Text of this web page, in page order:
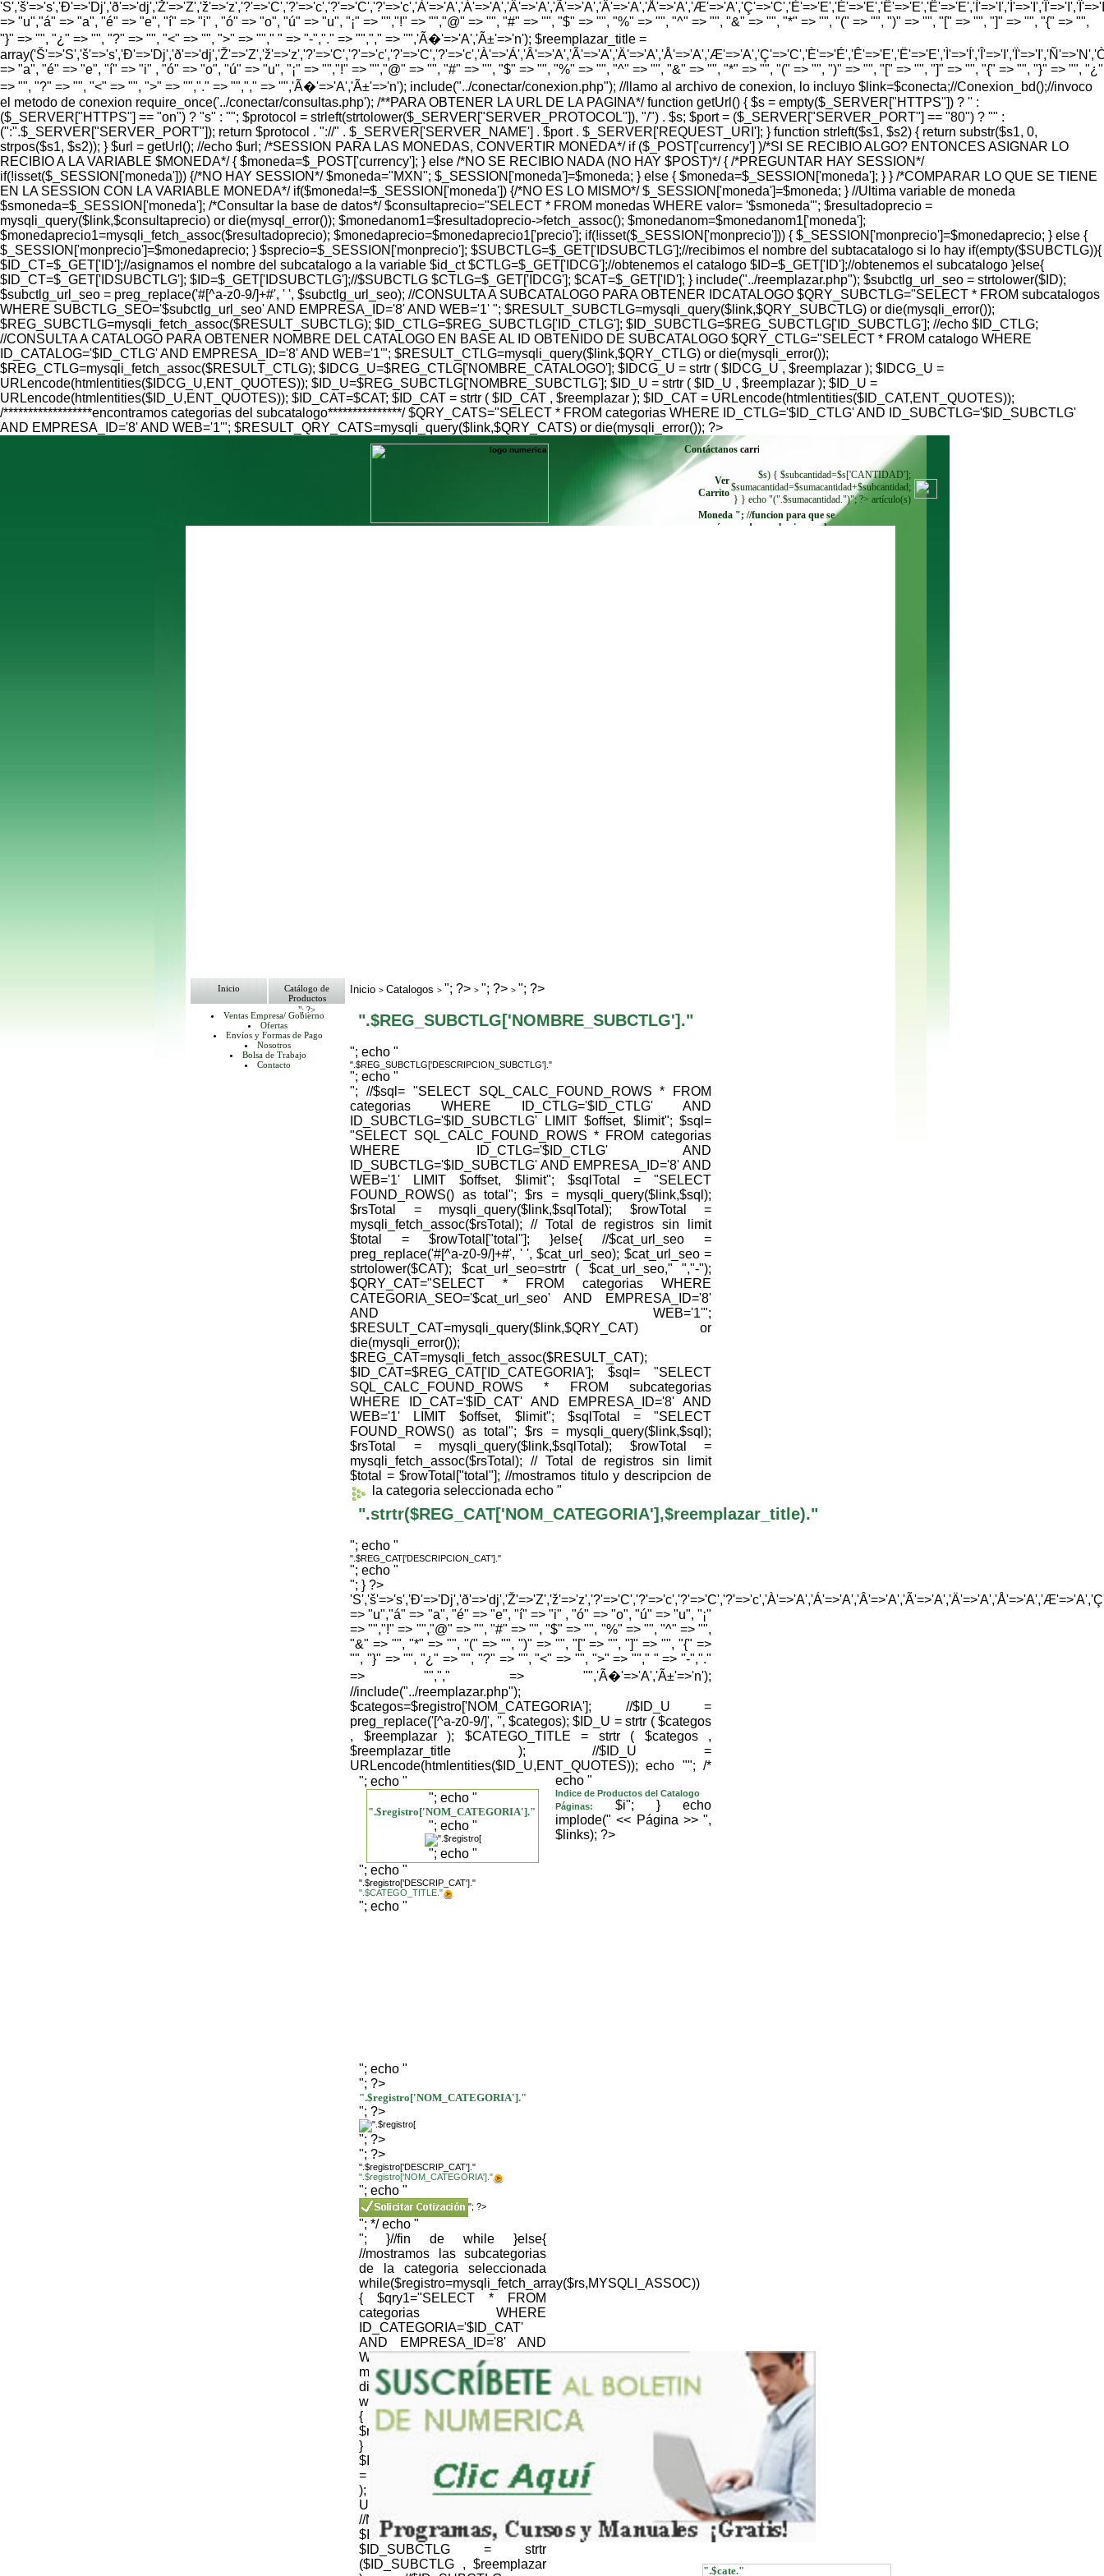
=> "u","á" => "a", "é" => "e", "í" => "i" , "ó" => "o", "ú" => "u", "¡" => "","!" => "","@" => "", "#" => "", "$" => "", "%" => "", "^" => "", "&" => "", "*" => "", "(" => "", ")" => "", "[" => "", "]" => "", "{" => "",
"}" => "", "¿" => "", "?" => "", "<" => "", ">" => ""," " => "-","." => "","," => "",'Ã�'=>'A','Ã±'=>'n'); $reemplazar_title =
=> "a", "é" => "e", "í" => "i" , "ó" => "o", "ú" => "u", "¡" => "","!" => "","@" => "", "#" => "", "$" => "", "%" => "", "^" => "", "&" => "", "*" => "", "(" => "", ")" => "", "[" => "", "]" => "", "{" => "", "}" => "", "¿"
=> "", "?" => "", "<" => "", ">" => "","." => "","," => "",'Ã�'=>'A','Ã±'=>'n'); include("../conectar/conexion.php"); //llamo al archivo de conexion, lo incluyo $link=$conecta;//Conexion_bd();//invoco
el metodo de conexion require_once('../conectar/consultas.php'); /**PARA OBTENER LA URL DE LA PAGINA*/ function getUrl() { $s = empty($_SERVER["HTTPS"]) ? '' :
($_SERVER["HTTPS"] == "on") ? "s" : ""; $protocol = strleft(strtolower($_SERVER["SERVER_PROTOCOL"]), "/") . $s; $port = ($_SERVER["SERVER_PORT"] == "80") ? "" :
(":".$_SERVER["SERVER_PORT"]); return $protocol . "://" . $_SERVER['SERVER_NAME'] . $port . $_SERVER['REQUEST_URI']; } function strleft($s1, $s2) { return substr($s1, 0,
strpos($s1, $s2)); } $url = getUrl(); //echo $url; /*SESSION PARA LAS MONEDAS, CONVERTIR MONEDA*/ if ($_POST['currency'] )/*SI SE RECIBIO ALGO? ENTONCES ASIGNAR LO
RECIBIO A LA VARIABLE $MONEDA*/ { $moneda=$_POST['currency']; } else /*NO SE RECIBIO NADA (NO HAY $POST)*/ { /*PREGUNTAR HAY SESSION*/
if(!isset($_SESSION['moneda'])) {/*NO HAY SESSION*/ $moneda="MXN"; $_SESSION['moneda']=$moneda; } else { $moneda=$_SESSION['moneda']; } } /*COMPARAR LO QUE SE TIENE
EN LA SESSION CON LA VARIABLE MONEDA*/ if($moneda!=$_SESSION['moneda']) {/*NO ES LO MISMO*/ $_SESSION['moneda']=$moneda; } //Ultima variable de moneda
$smoneda=$_SESSION['moneda']; /*Consultar la base de datos*/ $consultaprecio="SELECT * FROM monedas WHERE valor= '$smoneda'"; $resultadoprecio =
mysqli_query($link,$consultaprecio) or die(mysql_error()); $monedanom1=$resultadoprecio->fetch_assoc(); $monedanom=$monedanom1['moneda'];
$monedaprecio1=mysqli_fetch_assoc($resultadoprecio); $monedaprecio=$monedaprecio1['precio']; if(!isset($_SESSION['monprecio'])) { $_SESSION['monprecio']=$monedaprecio; } else {
$_SESSION['monprecio']=$monedaprecio; } $sprecio=$_SESSION['monprecio']; $SUBCTLG=$_GET['IDSUBCTLG'];//recibimos el nombre del subtacatalogo si lo hay if(empty($SUBCTLG)){
$ID_CT=$_GET['ID'];//asignamos el nombre del subcatalogo a la variable $id_ct $CTLG=$_GET['IDCG'];//obtenemos el catalogo $ID=$_GET['ID'];//obtenemos el subcatalogo }else{
$ID_CT=$_GET['IDSUBCTLG']; $ID=$_GET['IDSUBCTLG'];//$SUBCTLG $CTLG=$_GET['IDCG']; $CAT=$_GET['ID']; } include("../reemplazar.php"); $subctlg_url_seo = strtolower($ID);
$subctlg_url_seo = preg_replace('#[^a-z0-9/]+#', ' ', $subctlg_url_seo); //CONSULTA A SUBCATALOGO PARA OBTENER IDCATALOGO $QRY_SUBCTLG="SELECT * FROM subcatalogos
WHERE SUBCTLG_SEO='$subctlg_url_seo' AND EMPRESA_ID='8' AND WEB='1' "; $RESULT_SUBCTLG=mysqli_query($link,$QRY_SUBCTLG) or die(mysqli_error());
$REG_SUBCTLG=mysqli_fetch_assoc($RESULT_SUBCTLG); $ID_CTLG=$REG_SUBCTLG['ID_CTLG']; $ID_SUBCTLG=$REG_SUBCTLG['ID_SUBCTLG']; //echo $ID_CTLG;
//CONSULTA A CATALOGO PARA OBTENER NOMBRE DEL CATALOGO EN BASE AL ID OBTENIDO DE SUBCATALOGO $QRY_CTLG="SELECT * FROM catalogo WHERE
ID_CATALOG='$ID_CTLG' AND EMPRESA_ID='8' AND WEB='1'"; $RESULT_CTLG=mysqli_query($link,$QRY_CTLG) or die(mysqli_error());
$REG_CTLG=mysqli_fetch_assoc($RESULT_CTLG); $IDCG_U=$REG_CTLG['NOMBRE_CATALOGO']; $IDCG_U = strtr ( $IDCG_U , $reemplazar ); $IDCG_U =
URLencode(htmlentities($IDCG_U,ENT_QUOTES)); $ID_U=$REG_SUBCTLG['NOMBRE_SUBCTLG']; $ID_U = strtr ( $ID_U , $reemplazar ); $ID_U =
URLencode(htmlentities($ID_U,ENT_QUOTES)); $ID_CAT=$CAT; $ID_CAT = strtr ( $ID_CAT , $reemplazar ); $ID_CAT = URLencode(htmlentities($ID_CAT,ENT_QUOTES));
/******************encontramos categorias del subcatalogo***************/ $QRY_CATS="SELECT * FROM categorias WHERE ID_CTLG='$ID_CTLG' AND ID_SUBCTLG='$ID_SUBCTLG'
AND EMPRESA_ID='8' AND WEB='1'"; $RESULT_QRY_CATS=mysqli_query($link,$QRY_CATS) or die(mysqli_error()); ?>
Contáctanos
Ver
Carrito
$s) { $subcantidad=$s['CANTIDAD'];
$sumacantidad=$sumacantidad+$subcantidad;
} } echo "(".$sumacantidad.")"; ?> artículo(s)
Moneda "; //funcion para que se
envíe cuando se seleccione. echo
Inicio
Catálogo de
Productos
"; ?>
Ventas Empresa/ Gobierno
Ofertas
Envíos y Formas de Pago
Nosotros
Bolsa de Trabajo
Contacto
Inicio >Catalogos > "; ?>> "; ?>> "; ?>
".$REG_SUBCTLG['NOMBRE_SUBCTLG']."
"; echo "
".$REG_SUBCTLG['DESCRIPCION_SUBCTLG']."
"; echo "
"; //$sql= "SELECT SQL_CALC_FOUND_ROWS * FROM
categorias WHERE ID_CTLG='$ID_CTLG' AND
ID_SUBCTLG='$ID_SUBCTLG' LIMIT $offset, $limit"; $sql=
"SELECT SQL_CALC_FOUND_ROWS * FROM categorias
WHERE ID_CTLG='$ID_CTLG' AND
ID_SUBCTLG='$ID_SUBCTLG' AND EMPRESA_ID='8' AND
WEB='1' LIMIT $offset, $limit"; $sqlTotal = "SELECT
FOUND_ROWS() as total"; $rs = mysqli_query($link,$sql);
$rsTotal = mysqli_query($link,$sqlTotal); $rowTotal =
mysqli_fetch_assoc($rsTotal); // Total de registros sin limit
$total = $rowTotal["total"]; }else{ //$cat_url_seo =
preg_replace('#[^a-z0-9/]+#', ' ', $cat_url_seo); $cat_url_seo =
strtolower($CAT); $cat_url_seo=strtr ( $cat_url_seo," ","-");
$QRY_CAT="SELECT * FROM categorias WHERE
CATEGORIA_SEO='$cat_url_seo' AND EMPRESA_ID='8'
AND WEB='1'";
$RESULT_CAT=mysqli_query($link,$QRY_CAT) or
die(mysqli_error());
$REG_CAT=mysqli_fetch_assoc($RESULT_CAT);
$ID_CAT=$REG_CAT['ID_CATEGORIA']; $sql= "SELECT
SQL_CALC_FOUND_ROWS * FROM subcategorias
WHERE ID_CAT='$ID_CAT' AND EMPRESA_ID='8' AND
WEB='1' LIMIT $offset, $limit"; $sqlTotal = "SELECT
FOUND_ROWS() as total"; $rs = mysqli_query($link,$sql);
$rsTotal = mysqli_query($link,$sqlTotal); $rowTotal =
mysqli_fetch_assoc($rsTotal); // Total de registros sin limit
$total = $rowTotal["total"]; //mostramos titulo y descripcion de
la categoria seleccionada echo "
".strtr($REG_CAT['NOM_CATEGORIA'],$reemplazar_title)."
"; echo "
".$REG_CAT['DESCRIPCION_CAT']."
"; echo "
"; } ?>
=> "u","á" => "a", "é" => "e", "í" => "i" , "ó" => "o", "ú" => "u", "¡"
=> "","!" => "","@" => "", "#" => "", "$" => "", "%" => "", "^" => "",
"&" => "", "*" => "", "(" => "", ")" => "", "[" => "", "]" => "", "{" =>
"", "}" => "", "¿" => "", "?" => "", "<" => "", ">" => ""," " => "-","."
=> "","," => "",'Ã�'=>'A','Ã±'=>'n');
//include("../reemplazar.php");
$categos=$registro['NOM_CATEGORIA']; //$ID_U =
preg_replace('[^a-z0-9/]', '', $categos); $ID_U = strtr ( $categos
, $reemplazar ); $CATEGO_TITLE = strtr ( $categos ,
$reemplazar_title ); //$ID_U =
URLencode(htmlentities($ID_U,ENT_QUOTES)); echo "
"; echo "
"; echo "
".$registro['NOM_CATEGORIA']."
"; echo "
"; echo "
"; echo "
".$registro['DESCRIP_CAT']."
".$CATEGO_TITLE."
"; echo "
"; /*
echo "
"; echo "
"; ?>
".$registro['NOM_CATEGORIA']."
"; ?>
"; ?>
"; ?>
".$registro['DESCRIP_CAT']."
".$registro['NOM_CATEGORIA']."
"; echo "
"; ?>
"; */ echo "
"; }//fin de while }else{
//mostramos las subcategorias
de la categoria seleccionada
while($registro=mysqli_fetch_array($rs,MYSQLI_ASSOC))
{ $qry1="SELECT * FROM
categorias WHERE
ID_CATEGORIA='$ID_CAT'
AND EMPRESA_ID='8' AND
WEB='1' "; $resultQRY =
mysqli_query($link,$qry1) or
die(mysqli_error());
while($registroQRY=mysqli_fetch_array($resultQRY,MYSQLI_ASSOC))
{
$nomb_cat=$registroQRY['NOM_CATEGORIA'];
} //NOMBRE CATALOGO
$ID_CTLG=$CTLG; $ID_CTLG
= strtr ($ID_CTLG , $reemplazar
); $ID_CTLG =
URLencode(htmlentities($ID_CTLG,ENT_QUOTES));
//NOMBRE SUBCATALOGO
$ID_SUBCTLG=$SUBCTLG;
$ID_SUBCTLG = strtr
($ID_SUBCTLG , $reemplazar
Indice de Productos del Catalogo
Páginas:
$i"; } echo
implode(" << Página >> ",
$links); ?>
".$cate."